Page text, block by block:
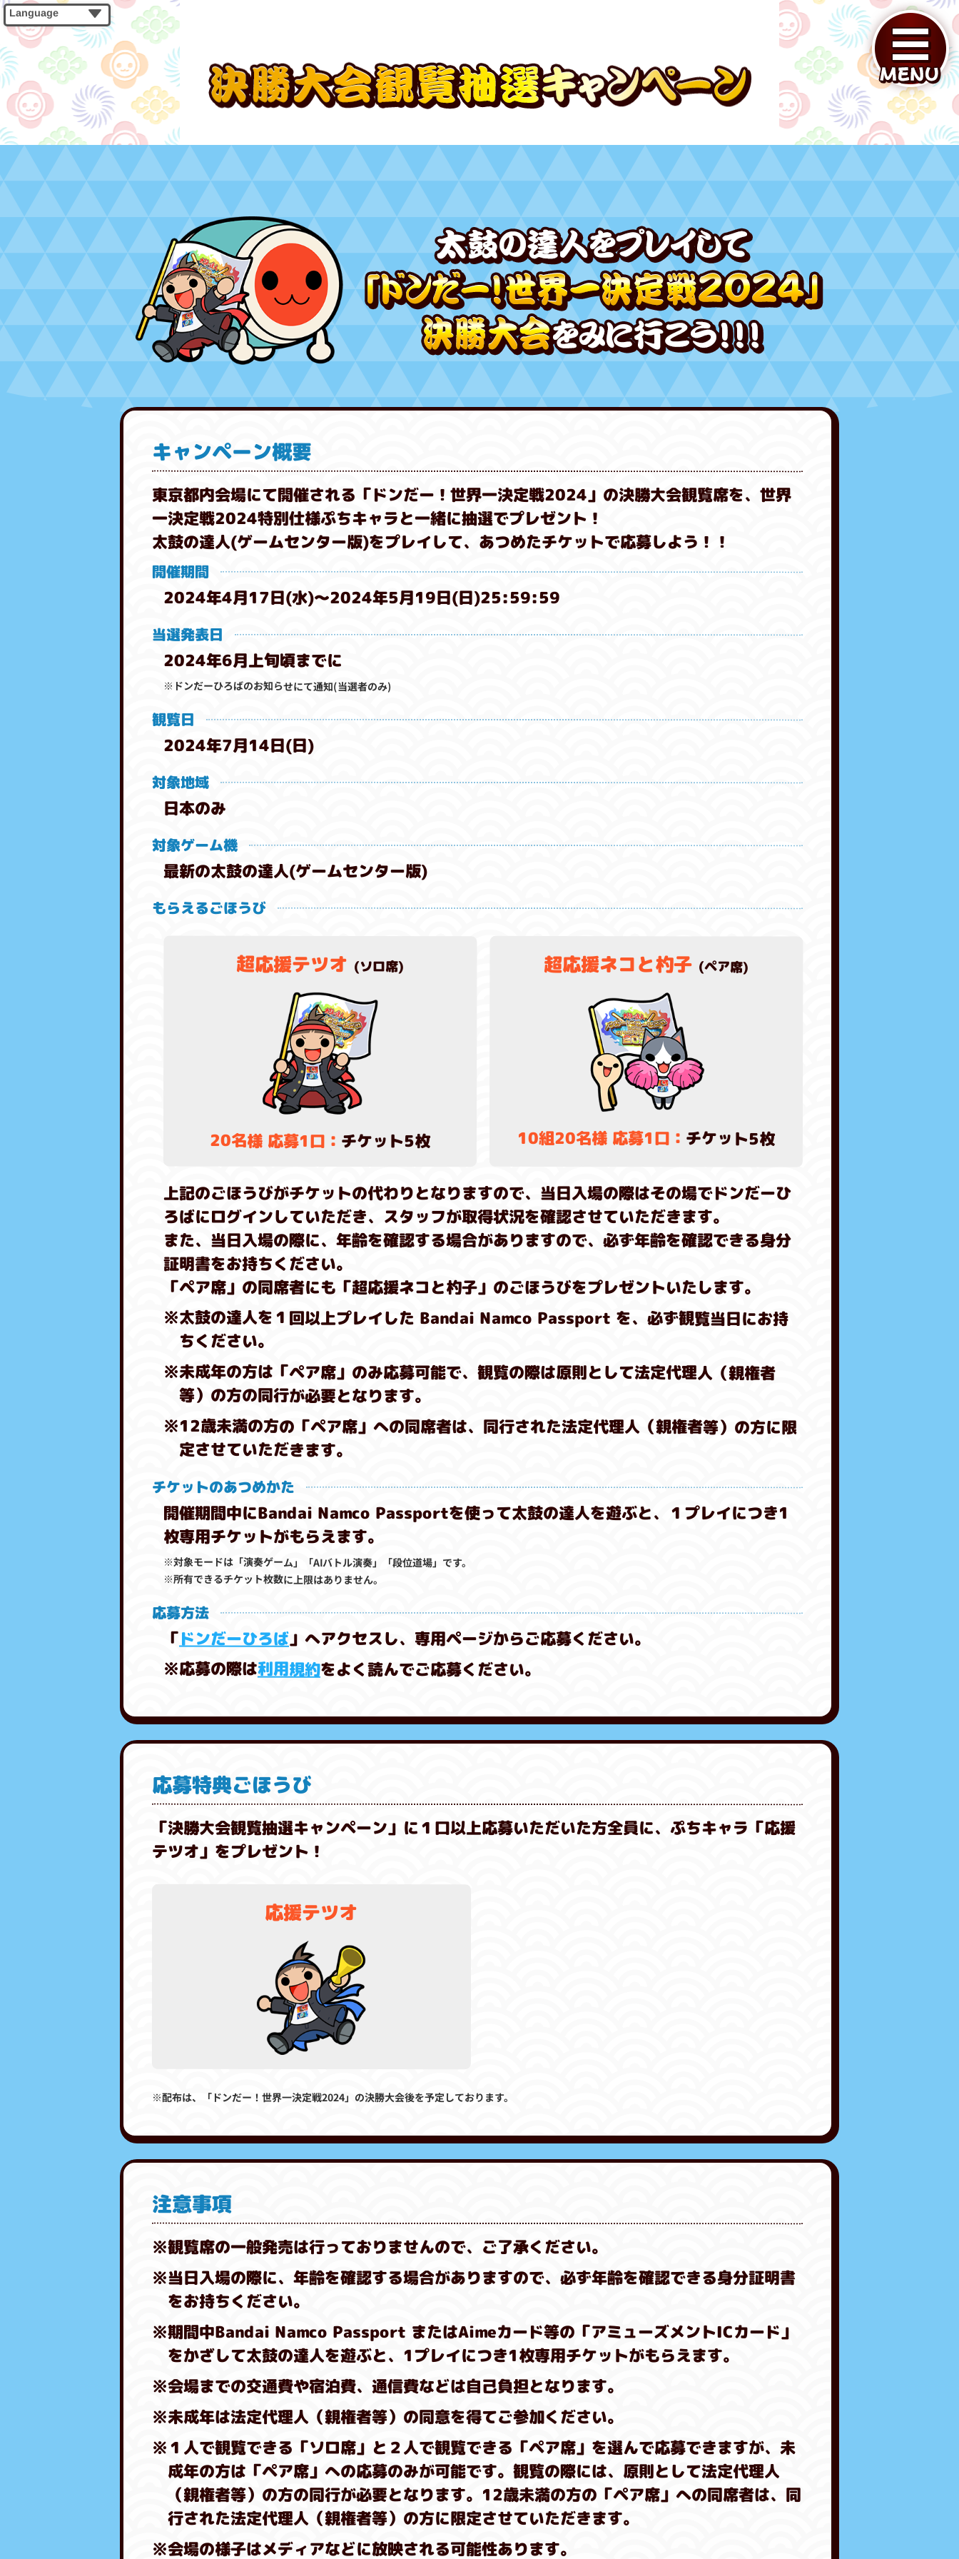
Language
キャンペーン概要
東京都内会場にて開催される「ドンだー！世界一決定戦2024」の決勝大会観覧席を、世界
一決定戦2024特別仕様ぷちキャラと一緒に抽選でプレゼント！
太鼓の達人(ゲームセンター版)をプレイして、あつめたチケットで応募しよう！！
開催期間
2024年4月17日(水)～2024年5月19日(日)25:59:59
当選発表日
2024年6月上旬頃までに
※ドンだーひろばのお知らせにて通知(当選者のみ)
観覧日
2024年7月14日(日)
対象地域
日本のみ
対象ゲーム機
最新の太鼓の達人(ゲームセンター版)
もらえるごほうび
超応援テツオ (ソロ席)
20名様 応募1口： チケット5枚
超応援ネコと杓子 (ペア席)
10組20名様 応募1口： チケット5枚
上記のごほうびがチケットの代わりとなりますので、当日入場の際はその場でドンだーひ
ろばにログインしていただき、スタッフが取得状況を確認させていただきます。
また、当日入場の際に、年齢を確認する場合がありますので、必ず年齢を確認できる身分
証明書をお持ちください。
「ペア席」の同席者にも「超応援ネコと杓子」のごほうびをプレゼントいたします。
※太鼓の達人を１回以上プレイした Bandai Namco Passport を、必ず観覧当日にお持
ちください。
※未成年の方は「ペア席」のみ応募可能で、観覧の際は原則として法定代理人（親権者
等）の方の同行が必要となります。
※12歳未満の方の「ペア席」への同席者は、同行された法定代理人（親権者等）の方に限
定させていただきます。
チケットのあつめかた
開催期間中にBandai Namco Passportを使って太鼓の達人を遊ぶと、１プレイにつき1
枚専用チケットがもらえます。
※対象モードは「演奏ゲーム」「AIバトル演奏」「段位道場」です。
※所有できるチケット枚数に上限はありません。
応募方法
「ドンだーひろば」へアクセスし、専用ページからご応募ください。
※応募の際は利用規約をよく読んでご応募ください。
応募特典ごほうび
「決勝大会観覧抽選キャンペーン」に１口以上応募いただいた方全員に、ぷちキャラ「応援
テツオ」をプレゼント！
応援テツオ
※配布は、「ドンだー！世界一決定戦2024」の決勝大会後を予定しております。
注意事項
※観覧席の一般発売は行っておりませんので、ご了承ください。
※当日入場の際に、年齢を確認する場合がありますので、必ず年齢を確認できる身分証明書
をお持ちください。
※期間中Bandai Namco Passport またはAimeカード等の「アミューズメントICカード」
をかざして太鼓の達人を遊ぶと、1プレイにつき1枚専用チケットがもらえます。
※会場までの交通費や宿泊費、通信費などは自己負担となります。
※未成年は法定代理人（親権者等）の同意を得てご参加ください。
※１人で観覧できる「ソロ席」と２人で観覧できる「ペア席」を選んで応募できますが、未
成年の方は「ペア席」への応募のみが可能です。観覧の際には、原則として法定代理人
（親権者等）の方の同行が必要となります。12歳未満の方の「ペア席」への同席者は、同
行された法定代理人（親権者等）の方に限定させていただきます。
※会場の様子はメディアなどに放映される可能性あります。